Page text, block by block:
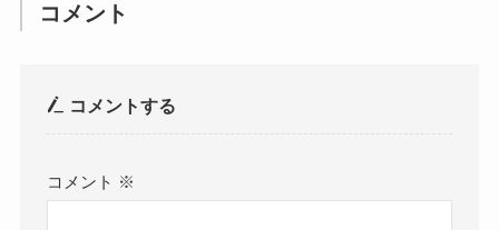
コメント
コメントする
コメント ※